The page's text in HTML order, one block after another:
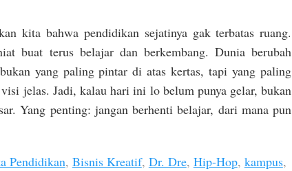
kita bahwa pendidikan sejatinya gak terbatas ruang.
buat terus belajar dan berkembang. Dunia berubah
yang paling pintar di atas kertas, tapi yang paling
jelas. Jadi, kalau hari ini lo belum punya gelar, bukan
Yang penting: jangan berhenti belajar, dari mana pun
Pendidikan, Bisnis Kreatif, Dr. Dre, Hip-Hop, kampus,